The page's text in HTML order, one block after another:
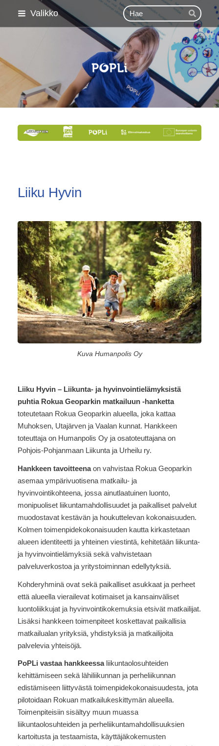
Siirry
Valikko
Haku
Hae
Pohjois-Pohjanmaan
Liiku Hyvin
Kuva Humanpolis Oy
Liiku Hyvin – Liikunta- ja hyvinvointielämyksistä
puhtia Rokua Geoparkin matkailuun -hanketta
toteutetaan Rokua Geoparkin alueella, joka kattaa
Muhoksen, Utajärven ja Vaalan kunnat. Hankkeen
toteuttaja on Humanpolis Oy ja osatoteuttajana on
Pohjois-Pohjanmaan Liikunta ja Urheilu ry.
Hankkeen tavoitteenaon vahvistaa Rokua Geoparkin
asemaa ympärivuotisena matkailu- ja
hyvinvointikohteena, jossa ainutlaatuinen luonto,
monipuoliset liikuntamahdollisuudet ja paikalliset palvelut
muodostavat kestävän ja houkuttelevan kokonaisuuden.
Kolmen toimenpidekokonaisuuden kautta kirkastetaan
alueen identiteetti ja yhteinen viestintä, kehitetään liikunta-
ja hyvinvointielämyksiä sekä vahvistetaan
palveluverkostoa ja yritystoiminnan edellytyksiä.
Kohderyhminä ovat sekä paikalliset asukkaat ja perheet
että alueella vierailevat kotimaiset ja kansainväliset
luontoliikkujat ja hyvinvointikokemuksia etsivät matkailijat.
Lisäksi hankkeen toimenpiteet koskettavat paikallisia
matkailualan yrityksiä, yhdistyksiä ja matkailijoita
palvelevia yhteisöjä.
PoPLi vastaa hankkeessa liikuntaolosuhteiden
kehittämiseen sekä lähiliikunnan ja perheliikunnan
edistämiseen liittyvästä toimenpidekokonaisuudesta, jota
pilotoidaan Rokuan matkailukeskittymän alueella.
Toimenpiteisiin sisältyy muun muassa
liikuntaolosuhteiden ja perheliikuntamahdollisuuksien
kartoitusta ja testaamista, käyttäjäkokemusten